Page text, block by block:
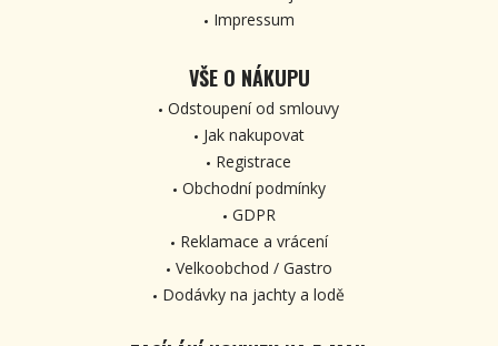
Impressum
VŠE O NÁKUPU
Odstoupení od smlouvy
Jak nakupovat
Registrace
Obchodní podmínky
GDPR
Reklamace a vrácení
Velkoobchod / Gastro
Dodávky na jachty a lodě